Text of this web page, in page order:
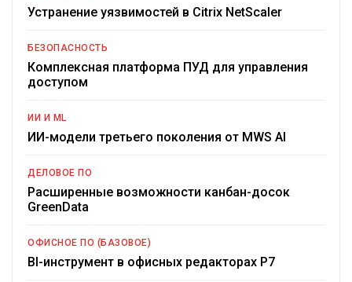
Устранение уязвимостей в Citrix NetScaler
БЕЗОПАСНОСТЬ
Комплексная платформа ПУД для управления
доступом
ИИ И ML
ИИ-модели третьего поколения от MWS AI
ДЕЛОВОЕ ПО
Расширенные возможности канбан-досок
GreenData
ОФИСНОЕ ПО (БАЗОВОЕ)
BI-инструмент в офисных редакторах Р7